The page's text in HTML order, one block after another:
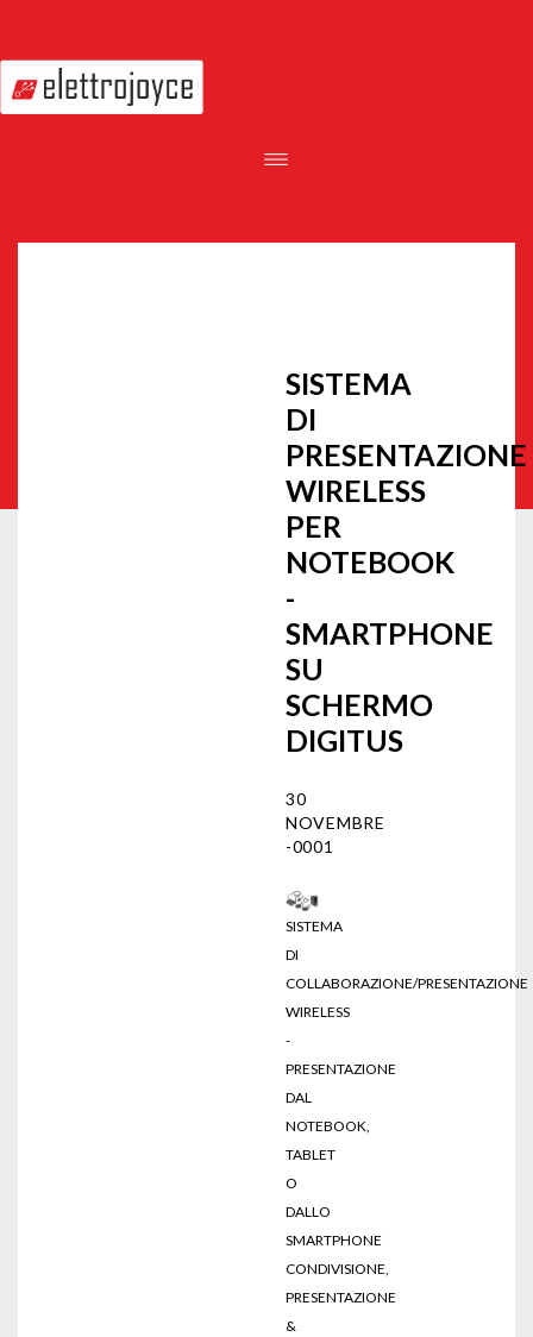
SISTEMA
DI
PRESENTAZIONE
WIRELESS
PER
NOTEBOOK
-
SMARTPHONE
SU
SCHERMO
DIGITUS
30
NOVEMBRE
-0001
SISTEMA
DI
COLLABORAZIONE/PRESENTAZIONE
WIRELESS
-
PRESENTAZIONE
DAL
NOTEBOOK,
TABLET
O
DALLO
SMARTPHONE
CONDIVISIONE,
PRESENTAZIONE
&